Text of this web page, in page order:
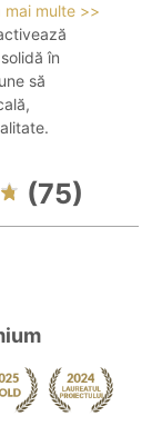
mai multe >>
în
să
(75)